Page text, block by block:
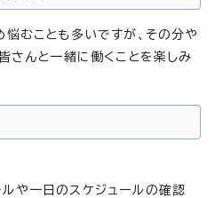
むことも多いですが、その分や
さんと一緒に働くことを楽しみ
一日のスケジュールの確認